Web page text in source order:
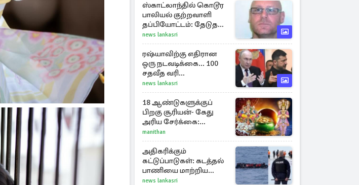
ஸ்காட்லாந்தில் கொடூர
பாலியல் குற்றவாளி
தப்பியோட்டம்: தேடுதல்
வேட்டையில்
காவல்துறையினர்
news lankasri
ரஷ்யாவிற்கு எதிரான
ஒரு நடவடிக்கை... 100
சதவீத வரி
அச்சுறுத்தலில் சீனாவும்
இந்தியாவும்
news lankasri
18 ஆண்டுகளுக்குப்
பிறகு சூரியன்- கேது
அரிய சேர்க்கை:
அதிர்ஷ்டம் பெறும் 3
ராசிகள்!
manithan
அதிகரிக்கும்
கட்டுப்பாடுகள்: கடத்தல்
பாணியை மாற்றிய
ஆட்கடத்தல்காரர்கள்
news lankasri